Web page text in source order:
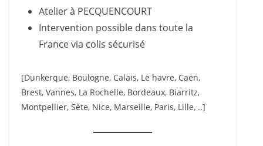
Atelier à PECQUENCOURT
Intervention possible dans toute la
France via colis sécurisé
[Dunkerque, Boulogne, Calais, Le havre, Caen,
Brest, Vannes, La Rochelle, Bordeaux, Biarritz,
Montpellier, Sète, Nice, Marseille, Paris, Lille, ..]